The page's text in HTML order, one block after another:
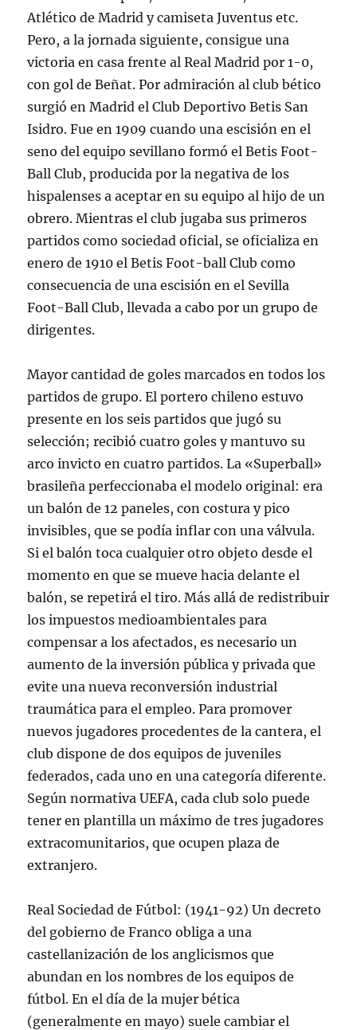
Atlético de Madrid y camiseta Juventus etc.
Pero, a la jornada siguiente, consigue una
victoria en casa frente al Real Madrid por 1-0,
con gol de Beñat. Por admiración al club bético
surgió en Madrid el Club Deportivo Betis San
Isidro. Fue en 1909 cuando una escisión en el
seno del equipo sevillano formó el Betis Foot-
Ball Club, producida por la negativa de los
hispalenses a aceptar en su equipo al hijo de un
obrero. Mientras el club jugaba sus primeros
partidos como sociedad oficial, se oficializa en
enero de 1910 el Betis Foot-ball Club como
consecuencia de una escisión en el Sevilla
Foot-Ball Club, llevada a cabo por un grupo de
dirigentes.
Mayor cantidad de goles marcados en todos los
partidos de grupo. El portero chileno estuvo
presente en los seis partidos que jugó su
selección; recibió cuatro goles y mantuvo su
arco invicto en cuatro partidos. La «Superball»
brasileña perfeccionaba el modelo original: era
un balón de 12 paneles, con costura y pico
invisibles, que se podía inflar con una válvula.
Si el balón toca cualquier otro objeto desde el
momento en que se mueve hacia delante el
balón, se repetirá el tiro. Más allá de redistribuir
los impuestos medioambientales para
compensar a los afectados, es necesario un
aumento de la inversión pública y privada que
evite una nueva reconversión industrial
traumática para el empleo. Para promover
nuevos jugadores procedentes de la cantera, el
club dispone de dos equipos de juveniles
federados, cada uno en una categoría diferente.
Según normativa UEFA, cada club solo puede
tener en plantilla un máximo de tres jugadores
extracomunitarios, que ocupen plaza de
extranjero.
Real Sociedad de Fútbol: (1941-92) Un decreto
del gobierno de Franco obliga a una
castellanización de los anglicismos que
abundan en los nombres de los equipos de
fútbol. En el día de la mujer bética
(generalmente en mayo) suele cambiar el